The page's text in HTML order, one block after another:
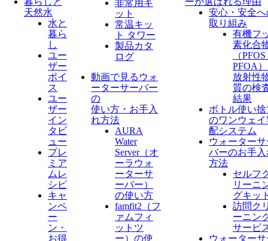
天然水
水と
暮ら
し
ユー
ザー
ボイ
ス
ユー
ザー
イン
タビ
ュー
プレ
ミア
ムレ
シピ
キャ
ンペ
ー
ン・
お得
非常用キ
ット
常温キッ
ト タワー
製品カタ
ログ
動画で見るウォ
ーターサーバー
の
使い方・お手入
れ方法
AURA
Water
Server​（オ
ーラウォ
ーターサ
ーバー）
の使い方
famfit2（フ
ァムフィ
ットツ
ー）の使
安心・安全へ
取り組み
有機フ
素化合
（
PFOA
放射性
質の検
結果
ボトル使い捨
のワンウェイ
配システム
ウォーター
バーのお手入
方法
セルフ
リーニ
グキッ
訪問ク
ーニン
サービ
ウォーター